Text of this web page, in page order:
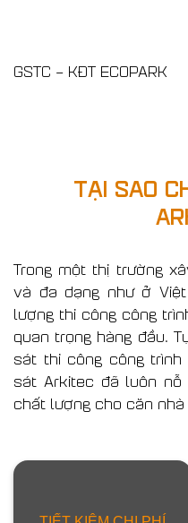
GSTC – KĐT ECOPARK
TẠI SAO
Trong một thị trường
và đa dạng như ở
lượng thi công công
quan trọng hàng đầu.
sát thi công công trình
sát Arkitec đã luôn
chất lượng cho căn